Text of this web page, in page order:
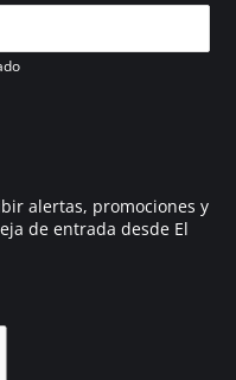
alertas, promociones y
de entrada desde El